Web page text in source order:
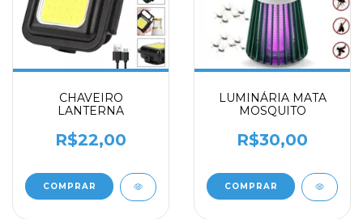
CHAVEIRO
LANTERNA
R$22,00
LUMINÁRIA MATA
MOSQUITO
R$30,00